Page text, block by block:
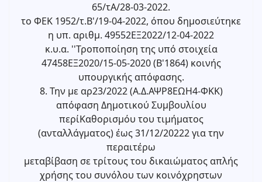
65/τΑ/28-03-2022.
το ΦΕΚ 1952/τ.Β'/19-04-2022, όπου δημοσιεύτηκε
η υπ. αριθμ. 49552ΕΞ2022/12-04-2022
κ.υ.α. ''Τροποποίηση της υπό στοιχεία
47458ΕΞ2020/15-05-2020 (Β'1864) κοινής
υπουργικής απόφασης.
8. Την με αρ23/2022 (Α.Δ.ΑΨΡ8ΕΩΗ4-ΦΚΚ)
απόφαση Δημοτικού Συμβουλίου
περίΚαθορισμόυ του τιμήματος
(ανταλλάγματος) έως 31/12/20222 για την
περαιτέρω
μεταβίβαση σε τρίτους του δικαιώματος απλής
χρήσης του συνόλου των κοινόχρηστων